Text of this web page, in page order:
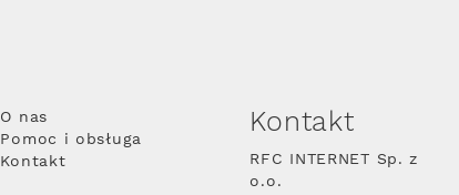
O nas
Pomoc i obsługa
Kontakt
Kontakt
RFC INTERNET Sp. z
o.o.